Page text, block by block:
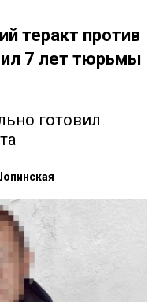
теракт против
7 лет тюрьмы
готовил